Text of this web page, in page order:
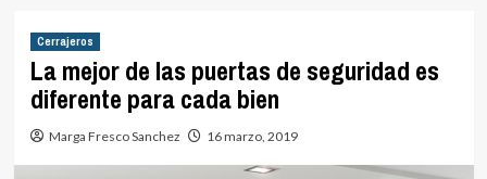
Cerrajeros
La mejor de las puertas de seguridad es
diferente para cada bien
Marga Fresco Sanchez 16 marzo, 2019